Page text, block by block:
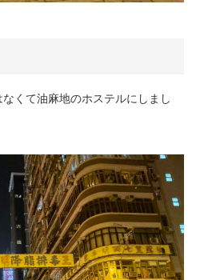
くて油麻地のホステルにしまし